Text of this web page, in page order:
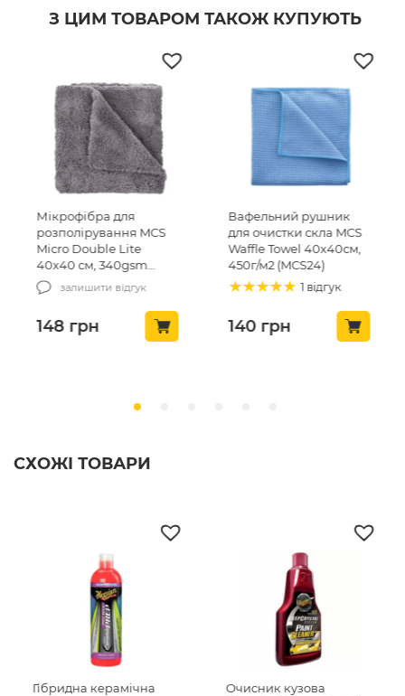
З ЦИМ ТОВАРОМ ТАКОЖ КУПУЮТЬ
Мікрофібра для
розполірування MCS
Micro Double Lite
40х40 см, 340gsm
(MCS-03/1)
залишити відгук
148 грн
Вафельний рушник
для очистки скла MCS
Waffle Towel 40х40см,
450г/м2 (MCS24)
1 відгук
140грн
СХОЖІ ТОВАРИ
Гібридна керамічна
Очисник кузова